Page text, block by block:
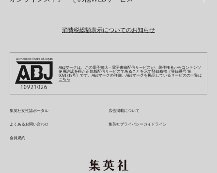
少年ジャンプ+
ZEBRACK
ジャンプルーキー！
S-MANGA
集英社コミック文庫
集英社コミック文庫
週刊ヤングジャンプ
ヤングジャンプ定期購読デジタル
となりのヤングジャンプ
グランドジャンプ
ウルトラジャンプ
集英社コミック文庫
りぼん
マーガレット
別冊マーガレット
ジャンプTOON
S-MANGA
集英社コミック文庫
マンガMee公式サイト
リマコミ
マンガMeets
Cookie
LEE
eclat
T JAPAN
MEN'S NON-NO
UOMO
集英社オンライン
Sportiva
パラスポ
web 集英社文庫
青春と読書
アジア人物史
1日5分で、明日は変わる よみタイ yomitai
集英社ビジネス書
集英社新書
集英社新書プラス - 知の水先案内人
kotoba
e!集英社
情報・知識＆オピニオン imidas
ライトノベル・ノベライズ
JUMP j-BOOKS
ダッシュエックス文庫公式サイト
集英社Webマガジン コバルト
集英社みらい文庫
集英社の児童図書 S-KIDS.LAND
ジャンプキャラクターズストア
HAPPY PLUS STORE
SHUEISHA VOX
LEEマルシェ
SHOP Marisol
eclat premium
その他WEBサービス
集英社エディターズ・ラボ
消費税総額表示についてのお知らせ
ABJマークは、この電子書店・電子書籍配信サービスが、著作権者からコンテンツ
使用許諾を得た正規版配信サービスであることを示す登録商標（登録番号 第
6091713号）です。ABJマークの詳細、ABJマークを掲示しているサービスの一覧は
こちら
集英社女性誌ポータル 広告掲載について
よくあるお問い合わせ 集英社プライバシーガイドライン
会員規約